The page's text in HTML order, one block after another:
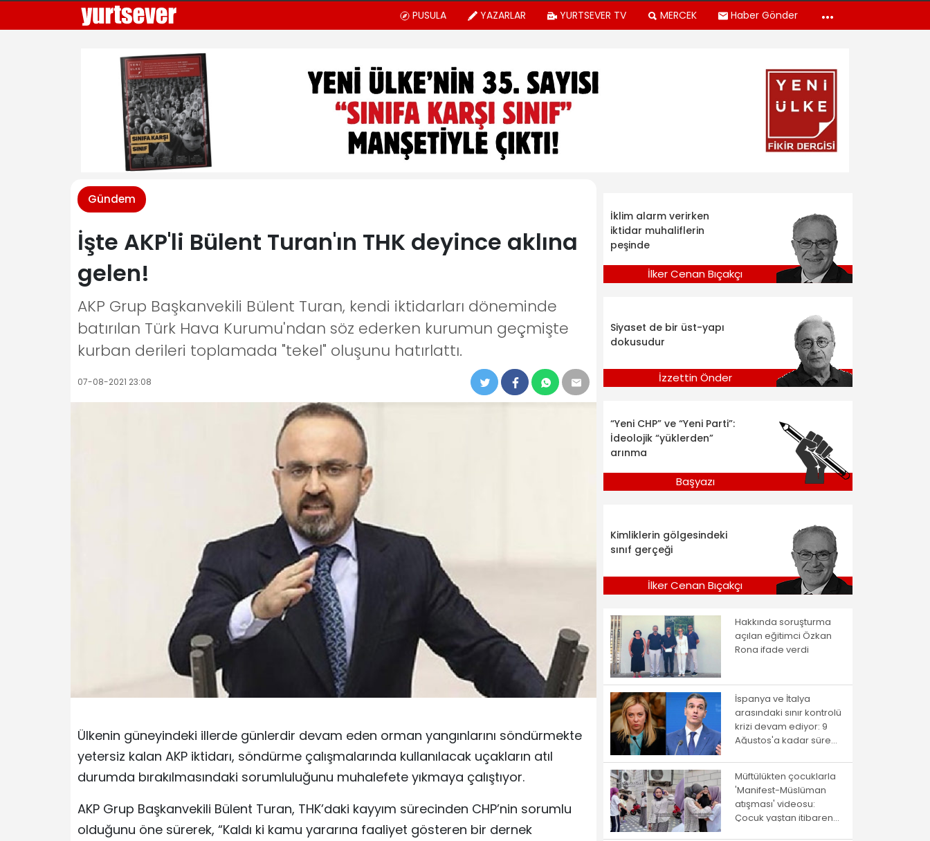
PUSULA YAZARLAR YURTSEVER TV MERCEK Haber Gönder
Gündem
İşte AKP'li Bülent Turan'ın THK deyince aklına
gelen!
AKP Grup Başkanvekili Bülent Turan, kendi iktidarları döneminde
batırılan Türk Hava Kurumu'ndan söz ederken kurumun geçmişte
kurban derileri toplamada "tekel" oluşunu hatırlattı.
07-08-2021 23:08
Ülkenin güneyindeki illerde günlerdir devam eden orman yangınlarını söndürmekte
yetersiz kalan AKP iktidarı, söndürme çalışmalarında kullanılacak uçakların atıl
durumda bırakılmasındaki sorumluluğunu muhalefete yıkmaya çalıştıyor.
AKP Grup Başkanvekili Bülent Turan, THK’daki kayyım sürecinden CHP’nin sorumlu
olduğunu öne sürerek, “Kaldı ki kamu yararına faaliyet gösteren bir dernek
İklim alarm verirken
iktidar muhaliflerin
peşinde
İlker Cenan Bıçakçı
Siyaset de bir üst-yapı
dokusudur
İzzettin Önder
“Yeni CHP” ve “Yeni Parti”:
İdeolojik “yüklerden”
arınma
Başyazı
Kimliklerin gölgesindeki
sınıf gerçeği
İlker Cenan Bıçakçı
Hakkında soruşturma
açılan eğitimci Özkan
Rona ifade verdi
İspanya ve İtalya
arasındaki sınır kontrolü
krizi devam ediyor: 9
Ağustos'a kadar süre
Müftülükten çocuklarla
'Manifest-Müslüman
atışması' videosu:
Çocuk yaştan itibaren